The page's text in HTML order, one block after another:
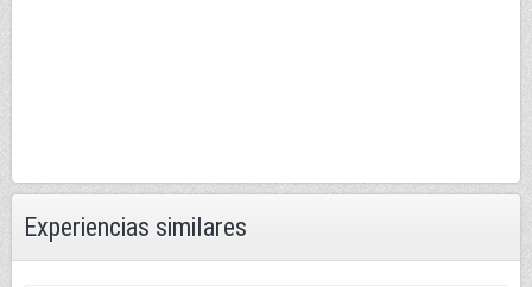
Experiencias similares